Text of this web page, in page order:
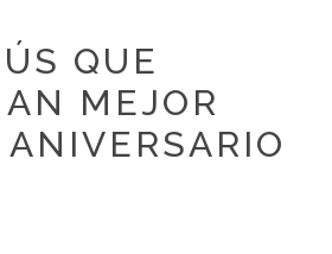
QUE
MEJOR